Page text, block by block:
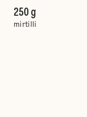
250 g
mirtilli